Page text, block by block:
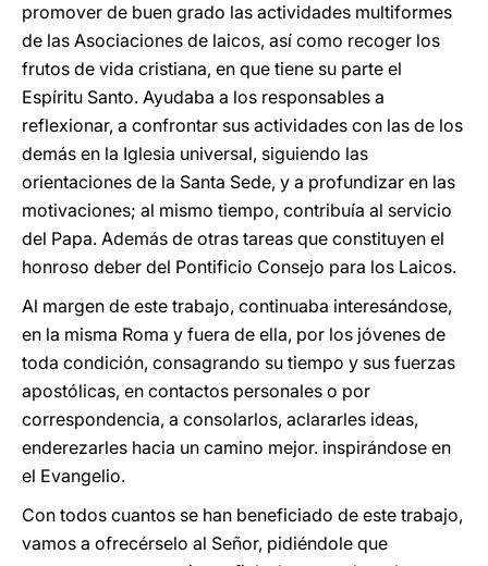
promover de buen grado las actividades multiformes
de las Asociaciones de laicos, así como recoger los
frutos de vida cristiana, en que tiene su parte el
Espíritu Santo. Ayudaba a los responsables a
reflexionar, a confrontar sus actividades con las de los
demás en la Iglesia universal, siguiendo las
orientaciones de la Santa Sede, y a profundizar en las
motivaciones; al mismo tiempo, contribuía al servicio
del Papa. Además de otras tareas que constituyen el
honroso deber del Pontificio Consejo para los Laicos.
Al margen de este trabajo, continuaba interesándose,
en la misma Roma y fuera de ella, por los jóvenes de
toda condición, consagrando su tiempo y sus fuerzas
apostólicas, en contactos personales o por
correspondencia, a consolarlos, aclararles ideas,
enderezarles hacia un camino mejor. inspirándose en
el Evangelio.
Con todos cuantos se han beneficiado de este trabajo,
vamos a ofrecérselo al Señor, pidiéndole que